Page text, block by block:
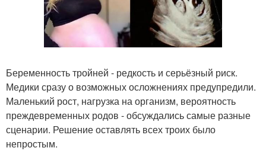
Беременность тройней - редкость и серьёзный риск.
Медики сразу о возможных осложнениях предупредили.
Маленький рост, нагрузка на организм, вероятность
преждевременных родов - обсуждались самые разные
сценарии. Решение оставлять всех троих было
непростым.